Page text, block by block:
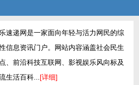
速递网是一家面向年轻与活力网民的综
信息资讯门户。网站内容涵盖社会民生
、前沿科技互联网、影视娱乐风向标及
生活百科... [详细]